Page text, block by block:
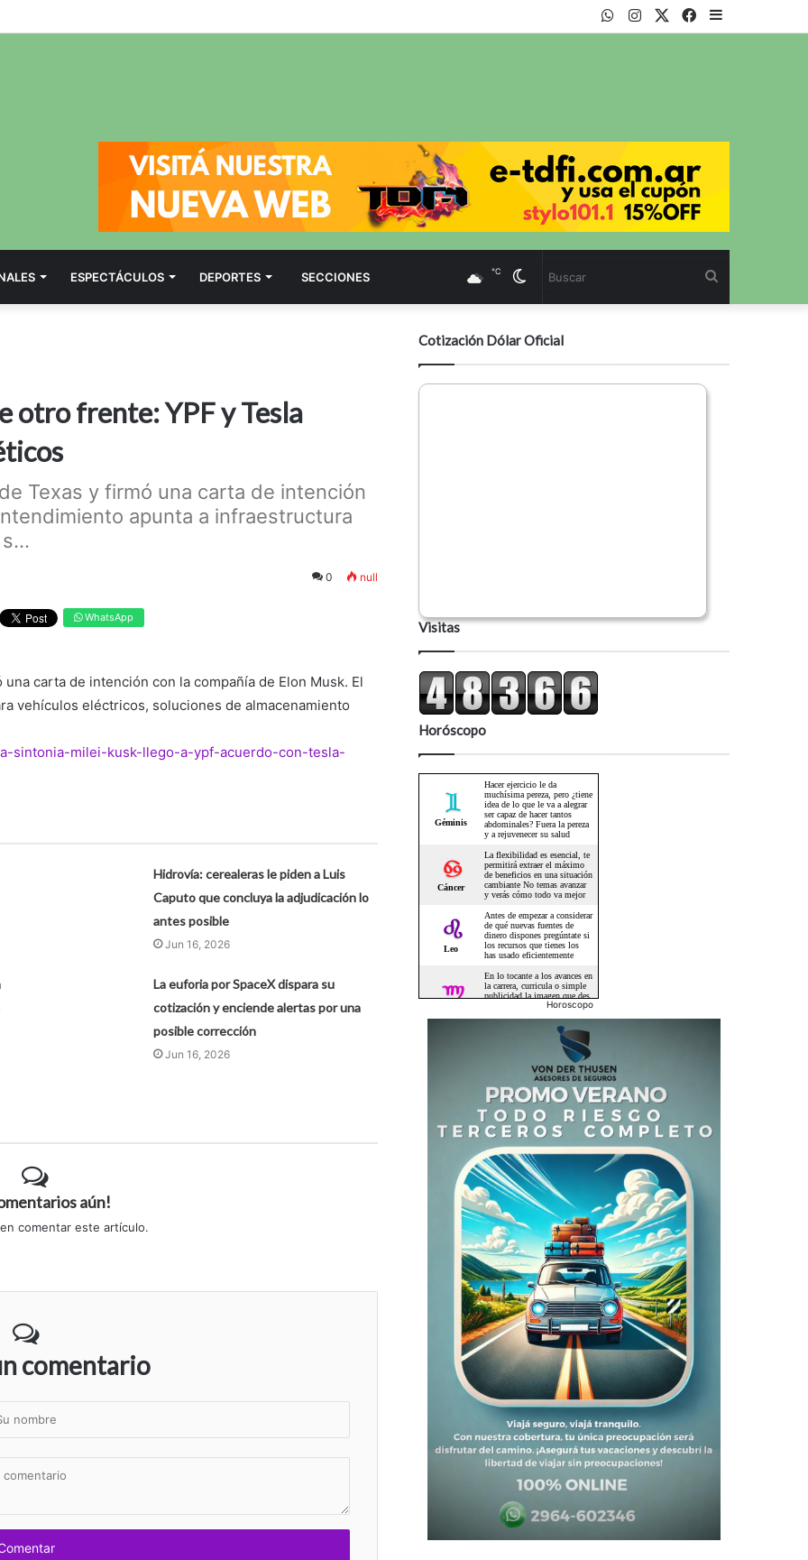
Facebook
Twitter
Instagram
WhatsApp
ESPECTÁCULOS DEPORTES SECCIONES Cambiar
modo
℃
otro frente: YPF y Tesla
Texas y firmó una carta de intención
apunta a infraestructura
0 null
WhatsApp
carta de intención con la compañía de Elon Musk. El
vehículos eléctricos, soluciones de almacenamiento
sintonia-milei-kusk-llego-a-ypf-acuerdo-con-tesla-
Hidrovía: cerealeras le piden a Luis
Caputo que concluya la adjudicación lo
antes posible
Jun 16, 2026
La euforia por SpaceX dispara su
cotización y enciende alertas por una
posible corrección
Jun 16, 2026
aún!
comentar este artículo.
comentario
Cotización Dólar Oficial
Visitas
Horóscopo
Horoscopo